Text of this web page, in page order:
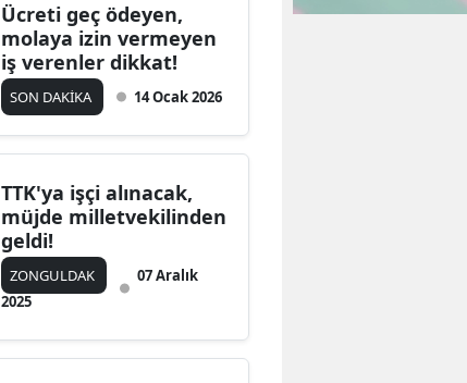
Ücreti geç ödeyen,
molaya izin vermeyen
iş verenler dikkat!
SON DAKİKA 14 Ocak 2026
TTK'ya işçi alınacak,
müjde milletvekilinden
geldi!
ZONGULDAK
07 Aralık
2025